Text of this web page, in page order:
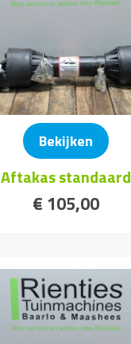
Bekijken
Aftakas standaard
€ 105,00